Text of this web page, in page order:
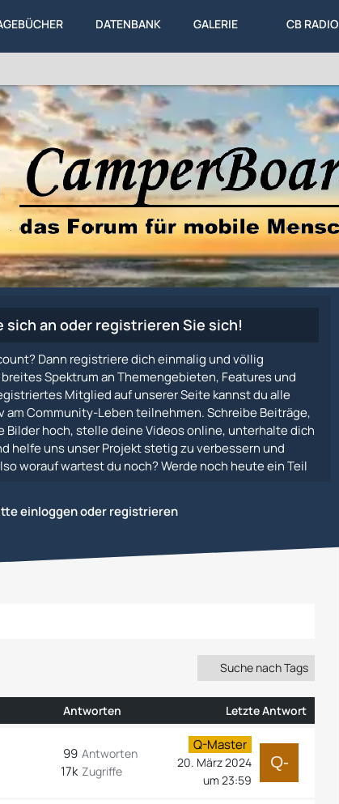
DATENBANK GALERIE CB RADIO
sich an oder registrieren Sie sich!
Dann registriere dich einmalig und völlig
Spektrum an Themengebieten, Features und
Mitglied auf unserer Seite kannst du alle
am Community-Leben teilnehmen. Schreibe Beiträge,
Bilder hoch, stelle deine Videos online, unterhalte dich
helfe uns unser Projekt stetig zu verbessern und
worauf wartest du noch? Werde noch heute ein Teil
einloggen oder registrieren
Suche nach Tags
Antworten Letzte Antwort
Antworten
99
Zugriffe
17k
Q-Master
20. März 2024
um 23:59